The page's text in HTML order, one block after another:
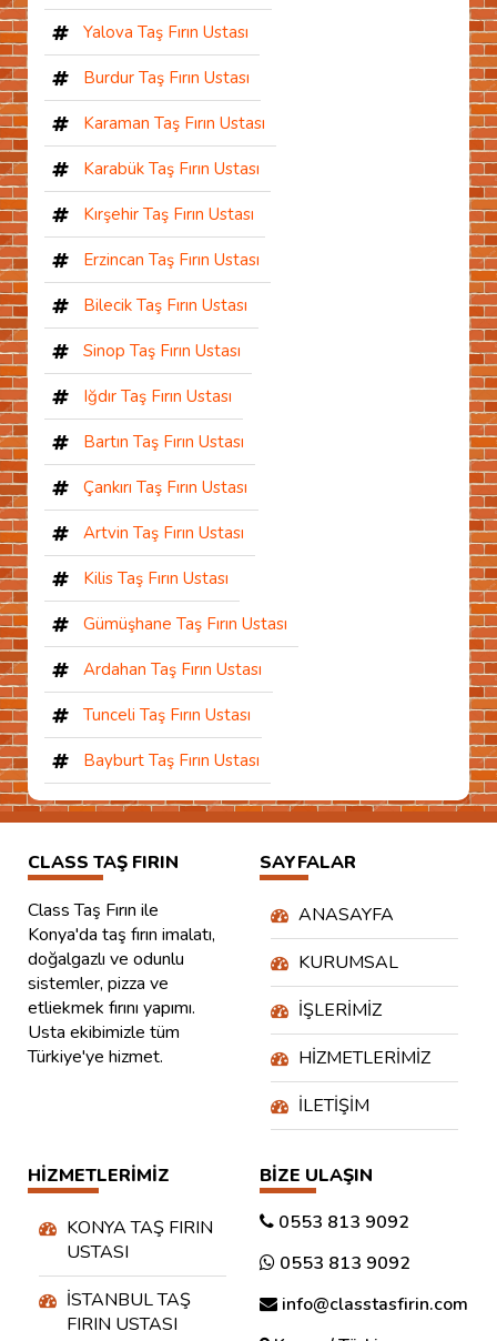
Yalova Taş Fırın Ustası
Burdur Taş Fırın Ustası
Karaman Taş Fırın Ustası
Karabük Taş Fırın Ustası
Kırşehir Taş Fırın Ustası
Erzincan Taş Fırın Ustası
Bilecik Taş Fırın Ustası
Sinop Taş Fırın Ustası
Iğdır Taş Fırın Ustası
Bartın Taş Fırın Ustası
Çankırı Taş Fırın Ustası
Artvin Taş Fırın Ustası
Kilis Taş Fırın Ustası
Gümüşhane Taş Fırın Ustası
Ardahan Taş Fırın Ustası
Tunceli Taş Fırın Ustası
Bayburt Taş Fırın Ustası
CLASS TAŞ FIRIN
Class Taş Fırın ile
Konya'da taş fırın imalatı,
doğalgazlı ve odunlu
sistemler, pizza ve
etliekmek fırını yapımı.
Usta ekibimizle tüm
Türkiye'ye hizmet.
SAYFALAR
ANASAYFA
KURUMSAL
İŞLERIMIZ
HIZMETLERIMIZ
İLETIŞIM
HIZMETLERIMIZ
KONYA TAŞ FIRIN
USTASI
İSTANBUL TAŞ
FIRIN USTASI
BIZE ULAŞIN
0553 813 9092
0553 813 9092
info@classtasfirin.com